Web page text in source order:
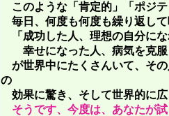
このような「肯定的」「ポジ
毎日、何度も何度も繰り返し
「成功した人、理想の自分に
幸せになった人、病気を克服
が世界中にたくさんいて、そ
の
効果に驚き、そして世界的に
そうです、今度は、あなたが